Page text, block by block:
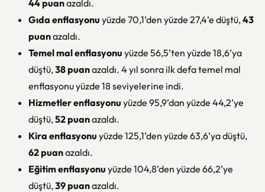
44 puanazaldı.
Gıda enflasyonu yüzde 70,1’den yüzde 27,4’e düştü,43
puanazaldı.
Temel mal enflasyonu yüzde 56,5’ten yüzde 18,6’ya
düştü,38 puanazaldı. 4 yıl sonra ilk defa temel mal
enflasyonu yüzde 18 seviyelerine indi.
Hizmetler enflasyonu yüzde 95,9’dan yüzde 44,2’ye
düştü,52 puanazaldı.
Kira enflasyonu yüzde 125,1’den yüzde 63,6’ya düştü,
62 puanazaldı.
Eğitim enflasyonu yüzde 104,8’den yüzde 66,2’ye
düştü,39 puanazaldı.